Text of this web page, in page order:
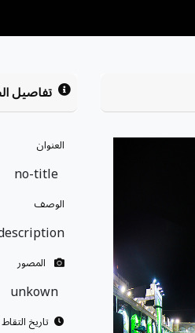
تفاصيل
العنوان
no-title
الوصف
المصور
unkown
تاريخ التقاط